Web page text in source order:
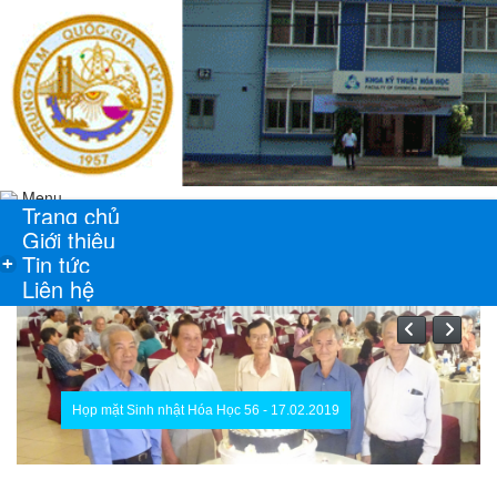
Menu
Trang chủ
Giới thiệu
+ Tin tức
Liên hệ
Họp mặt Sinh nhật Hóa Học 56 - 17.02.2019